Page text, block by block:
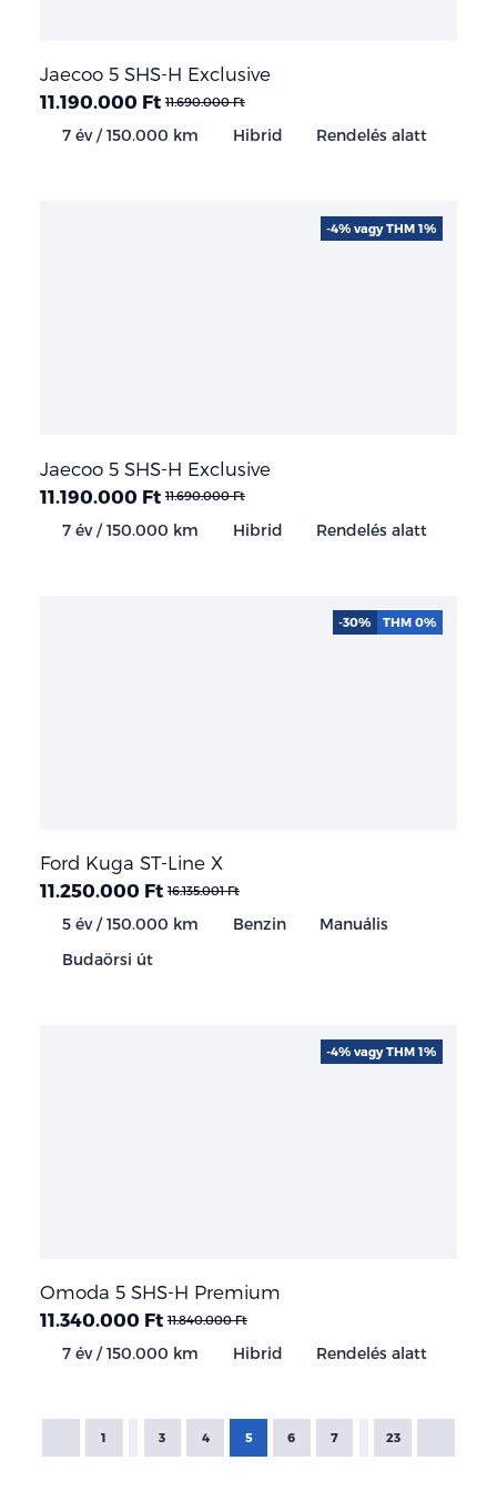
Jaecoo 5 SHS-H Exclusive
11.190.000 Ft 11.690.000 Ft
7 év / 150.000 km Hibrid Rendelés alatt
Jaecoo 5 SHS-H Exclusive
11.190.000 Ft 11.690.000 Ft
7 év / 150.000 km Hibrid Rendelés alatt
-4% vagy THM 1%
Ford Kuga ST-Line X
11.250.000 Ft 16.135.001 Ft
5 év / 150.000 km Benzin
Manuális
Budaörsi út
-30% THM 0%
Omoda 5 SHS-H Premium
11.340.000 Ft 11.840.000 Ft
7 év / 150.000 km Hibrid Rendelés alatt
-4% vagy THM 1%
1 3 4 5 6 7 23